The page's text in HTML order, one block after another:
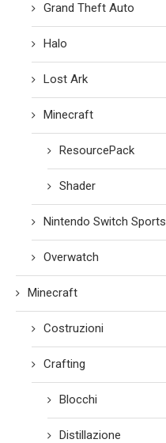
Grand Theft Auto
Halo
Lost Ark
Minecraft
ResourcePack
Shader
Nintendo Switch Sports
Overwatch
Minecraft
Costruzioni
Crafting
Blocchi
Distillazione